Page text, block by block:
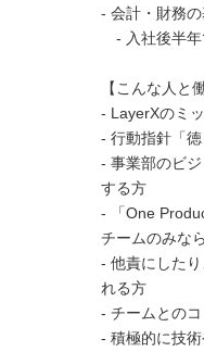
- 会計・財務
- 入社後半年
【こんな人と
- LayerXのミ
- 行動指針「
- 事業部のビ
する方
- 「One
チームのみな
- 他責にした
れる方
- チームとの
- 積極的に技